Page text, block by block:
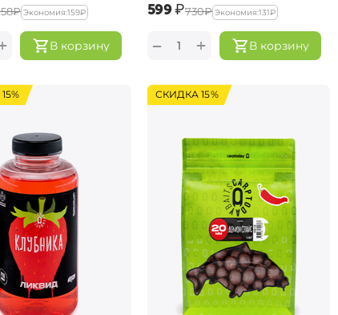
₽ Экономия:‍159‍₽
В корзину
‍599‍₽‍730‍₽ Экономия:‍131‍₽
В корзину
+
−
СКИДКА 15%